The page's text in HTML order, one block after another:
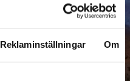
Reklaminställningar Om